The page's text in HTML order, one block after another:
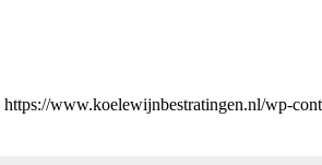
https://www.koelewijnbestratingen.nl/wp-